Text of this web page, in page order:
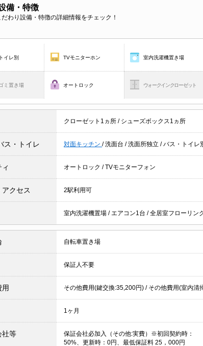
備・特徴
わり設備・特徴の詳細情報をチェック！
イレ別 TVモニターホン 室内洗濯機置き場
ミ置き場 オートロック ウォークインクローゼット
クローゼット1ヵ所 / シューズボックス1ヵ所
ス・トイレ 対面キッチン /洗面台 /洗面所独立 /バス・トイレ
オートロック /TVモニターフォン
アクセス 2駅利用可
室内洗濯機置場 / エアコン1台 /全居室フローリン
自転車置き場
保証人不要
その他費用(鍵交換:35,200円) / その他費用(室内清
1ヶ月
社等
保証会社必加入（その他:実費）※初回契約時：
50%、更新時：0円、最低保証料 25，000円